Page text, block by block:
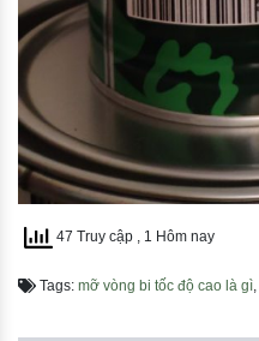
47 Truy cập , 1 Hôm nay
Tags: mỡ vòng bi tốc độ cao là gì